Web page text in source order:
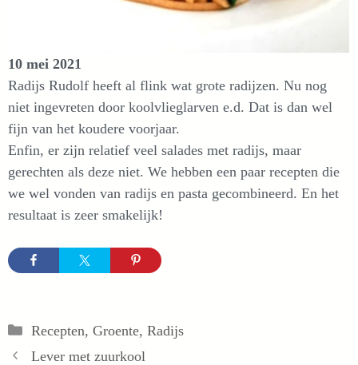
10 mei 2021
Radijs Rudolf heeft al flink wat grote radijzen. Nu nog
niet ingevreten door koolvlieglarven e.d. Dat is dan wel
fijn van het koudere voorjaar.
Enfin, er zijn relatief veel salades met radijs, maar
gerechten als deze niet. We hebben een paar recepten die
we wel vonden van radijs en pasta gecombineerd. En het
resultaat is zeer smakelijk!
Categorieën
Recepten, Groente, Radijs
Lever met zuurkool